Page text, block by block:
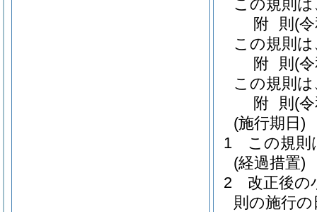
この規則
附 則 (
この規則
附 則 (
この規則
附 則 (
(施行期日)
1
この規則
(経過措置)
2
改正後の
則の施行